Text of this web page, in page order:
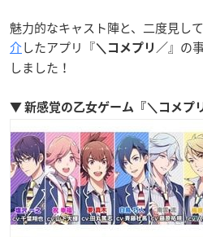
魅力的なキャスト陣と、二度見し
介したアプリ『＼コメプリ／』の
しました！
▼ 新感覚の乙女ゲーム『＼コメプ